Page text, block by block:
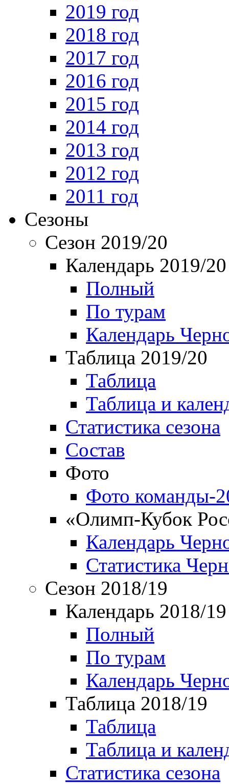
2019 год
2018 год
2017 год
2016 год
2015 год
2014 год
2013 год
2012 год
2011 год
Сезоны
Сезон 2019/20
Календарь 2019/20
Полный
По турам
Календарь
Таблица 2019/20
Таблица
Таблица и
Статистика сезона
Состав
Фото
Фото команды-
«Олимп-Кубок
Календарь
Статистика
Сезон 2018/19
Календарь 2018/19
Полный
По турам
Календарь
Таблица 2018/19
Таблица
Таблица и
Статистика сезона